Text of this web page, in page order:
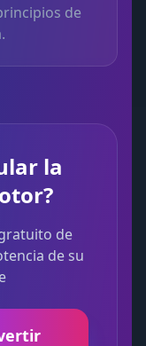
de
la
de
de su